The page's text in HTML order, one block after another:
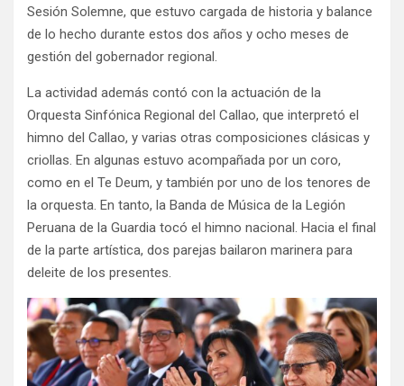
Sesión Solemne, que estuvo cargada de historia y balance
de lo hecho durante estos dos años y ocho meses de
gestión del gobernador regional.
La actividad además contó con la actuación de la
Orquesta Sinfónica Regional del Callao, que interpretó el
himno del Callao, y varias otras composiciones clásicas y
criollas. En algunas estuvo acompañada por un coro,
como en el Te Deum, y también por uno de los tenores de
la orquesta. En tanto, la Banda de Música de la Legión
Peruana de la Guardia tocó el himno nacional. Hacia el final
de la parte artística, dos parejas bailaron marinera para
deleite de los presentes.